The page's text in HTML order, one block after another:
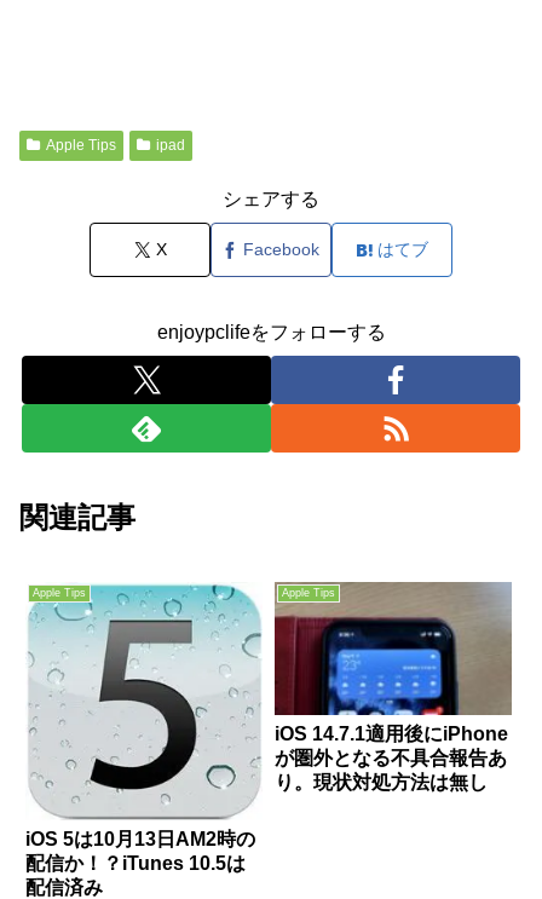
Apple Tips ipad
シェアする
X Facebook はてブ
enjoypclifeをフォローする
関連記事
Apple Tips
iOS 5は10月13日AM2時の
配信か！？iTunes 10.5は
配信済み
Apple Tips
iOS 14.7.1適用後にiPhone
が圏外となる不具合報告あ
り。現状対処方法は無し